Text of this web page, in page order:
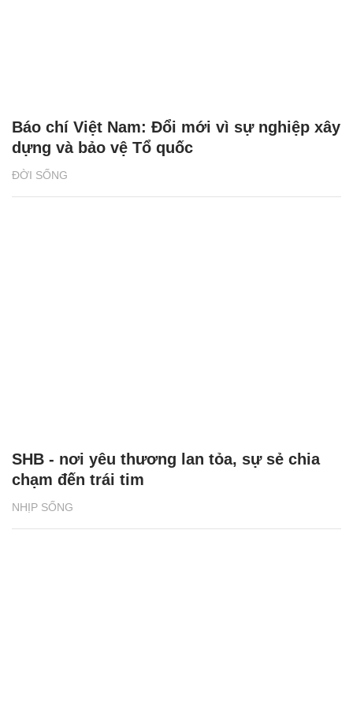
ĐỜI SỐNG
Báo chí Việt Nam: Đổi mới vì sự nghiệp xây
dựng và bảo vệ Tổ quốc
NHỊP SỐNG
SHB - nơi yêu thương lan tỏa, sự sẻ chia
chạm đến trái tim